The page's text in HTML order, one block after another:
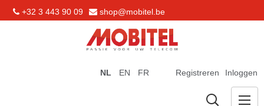
+32 3 443 90 09 shop@mobitel.be
Registreren Inloggen
NL EN FR